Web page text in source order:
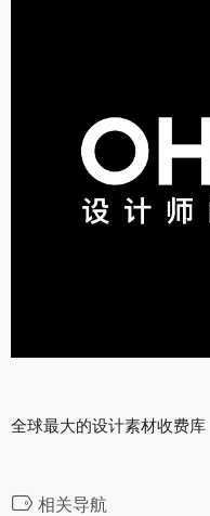
全球最大的设计素材收费库
相关导航